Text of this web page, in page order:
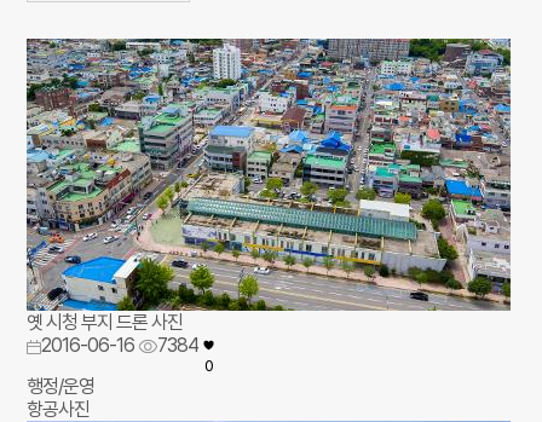
옛 시청 부지 드론 사진
2016-06-16
7384
0
행정/운영
항공사진